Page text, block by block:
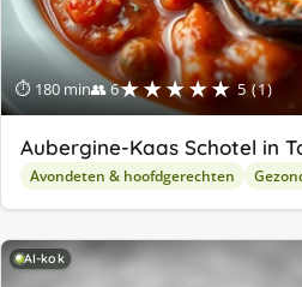
⏱ 180 min👥 6★★★★★ 5 (1)
Aubergine-Kaas Schotel in
Avondeten & hoofdgerechten
AI-kok